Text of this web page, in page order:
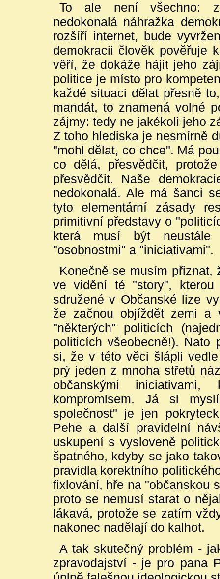
To ale není všechno:
nedokonalá náhražka
rozšíří internet, bude
demokracii člověk pověřuje
věří, že dokáže hájit jeho
politice je místo pro
každé situaci dělat přesně
mandát, to znamená volné
zájmy: tedy ne jakékoli jeho
Z toho hlediska je nesmírně
"mohl dělat, co chce". Má
co dělá, přesvědčit,
přesvědčit. Naše
nedokonalá. Ale má šanci
tyto elementární zásady
primitivní představy o
která musí být neustále
"osobnostmi" a "iniciativami".
Konečně se musím
ve vidění té "story", kterou
sdružené v Občanské lize
že začnou objíždět zemi a
"některých" politicích
politicích všeobecně!). Nato
si, že v této věci šlápli
prý jeden z mnoha střetů
občanskými
kompromisem. Já si
společnost" je jen
Pehe a další pravidelní
uskupení s vysloveně
špatného, kdyby se jako
pravidla korektního
fixlování, hře na "občanskou
proto se nemusí starat o
lákavá, protože se zatím
nakonec nadělají do kalhot.
A tak skutečný problém -
zpravodajství - je pro pana